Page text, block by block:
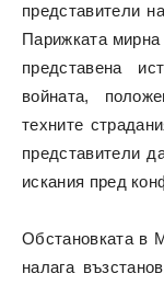
представители
Парижката
представена
войната,
техните
представители
искания пред
Обстановката в
налага